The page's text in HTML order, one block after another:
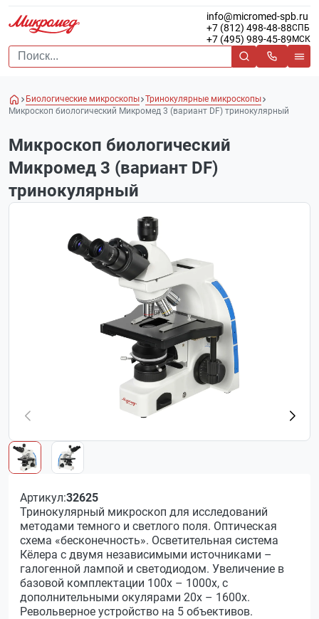
info@micromed-spb.ru
+7 (812) 498-48-88СПБ
+7 (495) 989-45-89 МСК
Биологические микроскопы Тринокулярные микроскопы
Микроскоп биологический Микромед 3 (вариант DF) тринокулярный
Микроскоп биологический
Микромед 3 (вариант DF)
тринокулярный
Артикул:32625
Тринокулярный микроскоп для исследований
методами темного и светлого поля. Оптическая
схема «бесконечность». Осветительная система
Кёлера с двумя независимыми источниками –
галогенной лампой и светодиодом. Увеличение в
базовой комплектации 100х – 1000х, с
дополнительными окулярами 20х – 1600х.
Револьверное устройство на 5 объективов.